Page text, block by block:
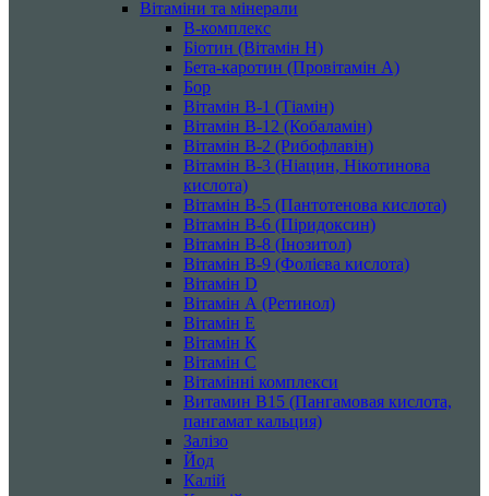
Вітаміни та мінерали
B-комплекс
Біотин (Вітамін H)
Бета-каротин (Провітамін А)
Бор
Вітамін B-1 (Тіамін)
Вітамін B-12 (Кобаламін)
Вітамін B-2 (Рибофлавін)
Вітамін B-3 (Ніацин, Нікотинова
кислота)
Вітамін B-5 (Пантотенова кислота)
Вітамін B-6 (Піридоксин)
Вітамін B-8 (Інозитол)
Вітамін B-9 (Фолієва кислота)
Вітамін D
Вітамін А (Ретинол)
Вітамін Е
Вітамін К
Вітамін С
Вітамінні комплекси
Витамин B15 (Пангамовая кислота,
пангамат кальция)
Залізо
Йод
Калій